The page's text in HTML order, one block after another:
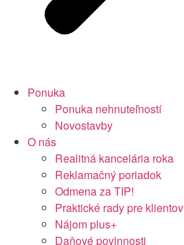
Ponuka
Ponuka nehnuteľností
Novostavby
O nás
Realitná kancelária roka
Reklamačný poriadok
Odmena za TIP!
Praktické rady pre klientov
Nájom plus+
Daňové povinnosti